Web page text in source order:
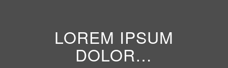
LOREM IPSUM
DOLOR…